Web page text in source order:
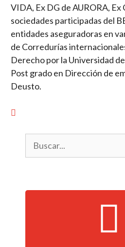
VIDA, Ex DG de AURORA, Ex
sociedades participadas del
entidades aseguradoras en
de Corredurías
Derecho por la Universidad
Post grado en Dirección de
Deusto.